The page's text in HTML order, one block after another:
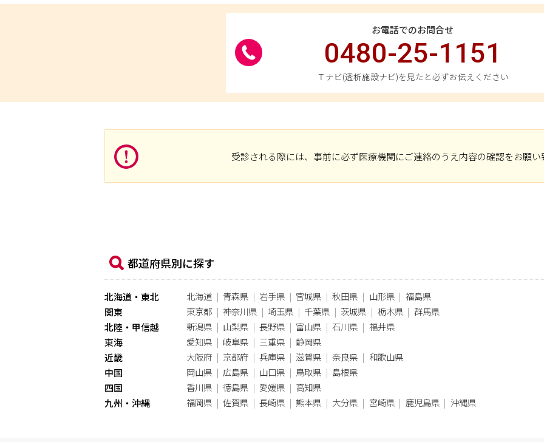
お電話でのお問合せ
0480-25-1151
Ｔナビ(透析施設ナビ)を見たと必ずお伝えください
受診される際には、事前に必ず医療機関にご連絡のうえ内容の確認をお願い
都道府県別に探す
北海道・東北 北海道 青森県 岩手県 宮城県 秋田県 山形県
福島県
関東
東京都 神奈川県 埼玉県 千葉県 茨城県 栃木県
群馬県
北陸・甲信越
新潟県 山梨県 長野県 富山県 石川県
福井県
東海
愛知県 岐阜県 三重県
静岡県
近畿
大阪府 京都府 兵庫県 滋賀県 奈良県
和歌山県
中国
岡山県 広島県 山口県 鳥取県
島根県
四国
香川県 徳島県 愛媛県
高知県
九州・沖縄
福岡県 佐賀県 長崎県 熊本県 大分県 宮崎県 鹿児島県 沖縄県